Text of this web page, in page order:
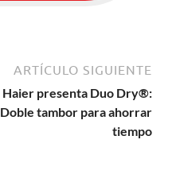
ARTÍCULO SIGUIENTE
Haier presenta Duo Dry®:
Doble tambor para ahorrar
tiempo